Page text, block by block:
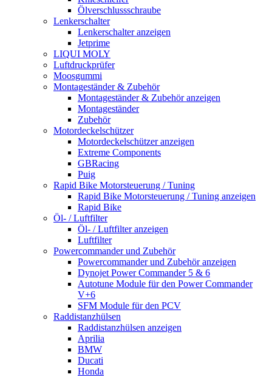
Ölverschlussschraube
Lenkerschalter
Lenkerschalter anzeigen
Jetprime
LIQUI MOLY
Luftdruckprüfer
Moosgummi
Montageständer & Zubehör
Montageständer & Zubehör anzeigen
Montageständer
Zubehör
Motordeckelschützer
Motordeckelschützer anzeigen
Extreme Components
GBRacing
Puig
Rapid Bike Motorsteuerung / Tuning
Rapid Bike Motorsteuerung / Tuning anzeigen
Rapid Bike
Öl- / Luftfilter
Öl- / Luftfilter anzeigen
Luftfilter
Powercommander und Zubehör
Powercommander und Zubehör anzeigen
Dynojet Power Commander 5 & 6
Autotune Module für den Power Commander
V+6
SFM Module für den PCV
Raddistanzhülsen
Raddistanzhülsen anzeigen
Aprilia
BMW
Ducati
Honda